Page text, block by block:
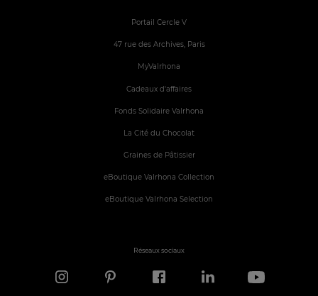
Portail Cercle V
47 rue des Archives, Paris
MyValrhona
Cadeaux d'affaires
Fonds Solidaire Valrhona
La Cité du Chocolat
Graines de Pâtissier
eBoutique Valrhona Collection
eBoutique Valrhona Selection
Réseaux sociaux